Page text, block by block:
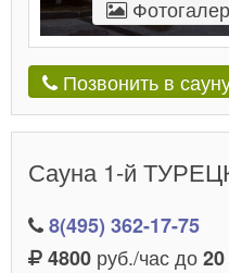
Позвонить в
Сауна 1-й
8(495) 362-17-75
4800 руб./час до20